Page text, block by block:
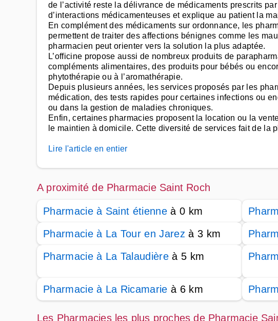
de l’activité reste la délivrance de médicaments prescrits
d’interactions médicamenteuses et explique au patient la
En complément des médicaments sur ordonnance, les
permettent de traiter des affections bénignes comme les
pharmacien peut orienter vers la solution la plus adaptée.
L’officine propose aussi de nombreux produits de
compléments alimentaires, des produits pour bébés ou
phytothérapie ou à l’aromathérapie.
Depuis plusieurs années, les services proposés par les
médication, des tests rapides pour certaines infections ou
ou dans la gestion de maladies chroniques.
Enfin, certaines pharmacies proposent la location ou la
le maintien à domicile. Cette diversité de services fait de la
Lire l'article en entier
A proximité de Pharmacie Saint Roch
Pharmacie à Saint étienne à 0 km
Pharmacie à La Tour en Jarez à 3 km
Pharmacie à La Talaudière à 5 km
Pharmacie à La Ricamarie à 6 km
Les Pharmacies les plus proches de Pharmacie